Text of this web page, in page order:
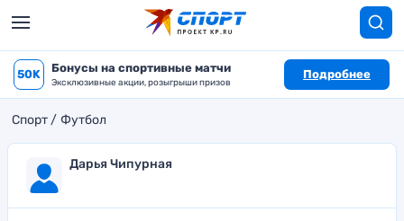
50K Бонусы на спортивные матчи
Эксклюзивные акции, розыгрыши призов
Подробнее
Спорт Футбол
Дарья Чипурная